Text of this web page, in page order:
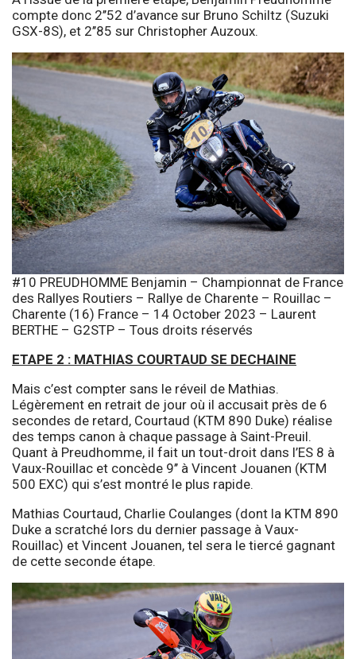
compte donc 2’’52 d’avance sur Bruno Schiltz (Suzuki
GSX-8S), et 2’’85 sur Christopher Auzoux.
#10 PREUDHOMME Benjamin – Championnat de France
des Rallyes Routiers – Rallye de Charente – Rouillac –
Charente (16) France – 14 October 2023 – Laurent
BERTHE – G2STP – Tous droits réservés
ETAPE 2 : MATHIAS COURTAUD SE DECHAINE
Mais c’est compter sans le réveil de Mathias.
Légèrement en retrait de jour où il accusait près de 6
secondes de retard, Courtaud (KTM 890 Duke) réalise
des temps canon à chaque passage à Saint-Preuil.
Quant à Preudhomme, il fait un tout-droit dans l’ES 8 à
Vaux-Rouillac et concède 9’’ à Vincent Jouanen (KTM
500 EXC) qui s’est montré le plus rapide.
Mathias Courtaud, Charlie Coulanges (dont la KTM 890
Duke a scratché lors du dernier passage à Vaux-
Rouillac) et Vincent Jouanen, tel sera le tiercé gagnant
de cette seconde étape.